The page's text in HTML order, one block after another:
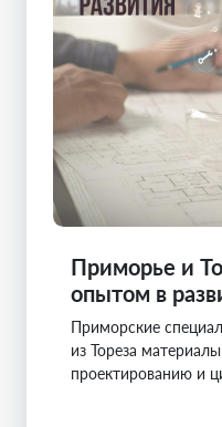
Приморье и
опытом в
Приморские
из Тореза
проектированию и